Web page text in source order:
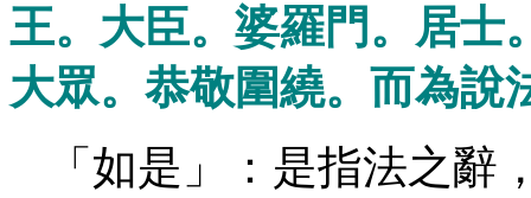
王。大臣。婆羅門。居士
大眾。恭敬圍繞。而為說
「如是」：是指法之